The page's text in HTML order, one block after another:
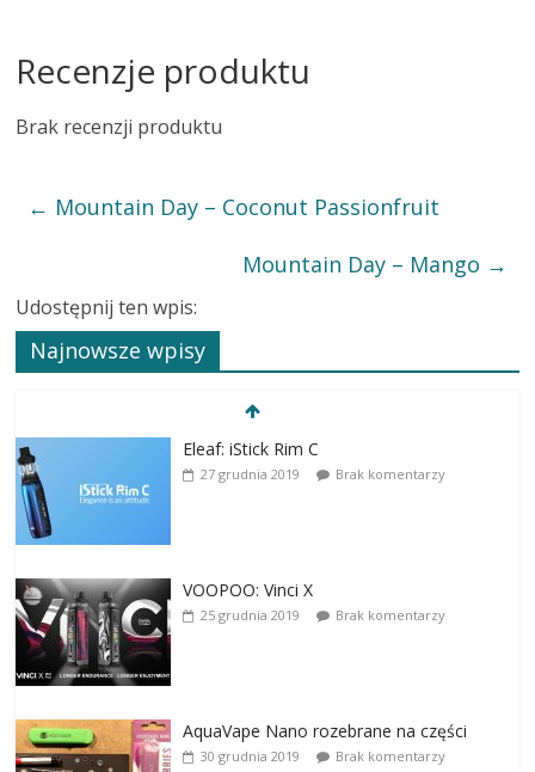
Recenzje produktu
Brak recenzji produktu
← Mountain Day – Coconut Passionfruit
Mountain Day – Mango →
Udostępnij ten wpis:
Najnowsze wpisy
Eleaf: iStick Rim C
27 grudnia 2019 Brak komentarzy
VOOPOO: Vinci X
25 grudnia 2019 Brak komentarzy
AquaVape Nano rozebrane na części
30 grudnia 2019 Brak komentarzy